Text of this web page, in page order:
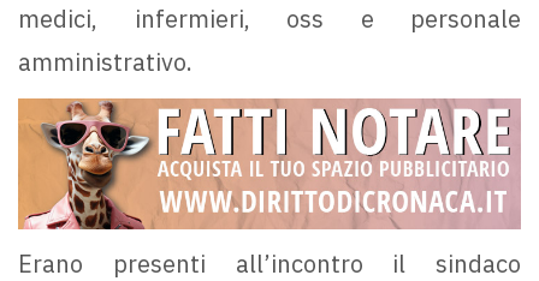
medici, infermieri, oss e personale
amministrativo.
Erano presenti all’incontro il sindaco